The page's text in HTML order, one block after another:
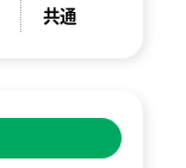
共通